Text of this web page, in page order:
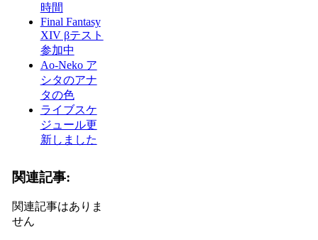
時間
Final Fantasy
XIV βテスト
参加中
Ao-Neko ア
シタのアナ
タの色
ライブスケ
ジュール更
新しました
関連記事:
関連記事はありま
せん